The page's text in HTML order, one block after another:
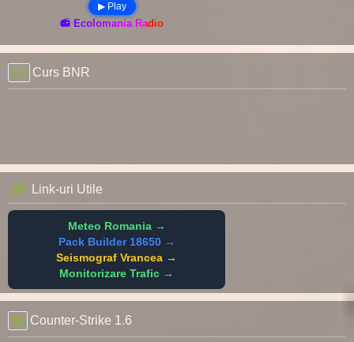
▶ Play
📻 Ecolomania Radio
Curs BNR
Link-uri Utile
Meteo Romania →
Pack Builder 18650 →
Seismograf Vrancea →
Monitorizare Trafic →
Counter-Strike 1.6